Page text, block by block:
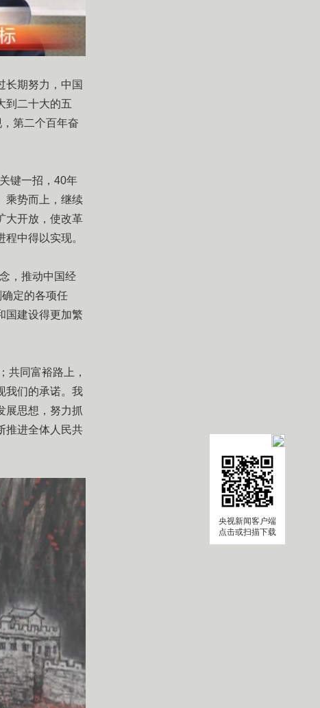
央视新闻客户端
点击或扫描下载
长期努力，中国
到二十大的五
第二个百年奋
键一招，40年
乘势而上，继续
大开放，使改革
中得以实现。
，推动中国经
定的各项任
国建设得更加繁
同富裕路上，
我们的承诺。我
展思想，努力抓
推进全体人民共